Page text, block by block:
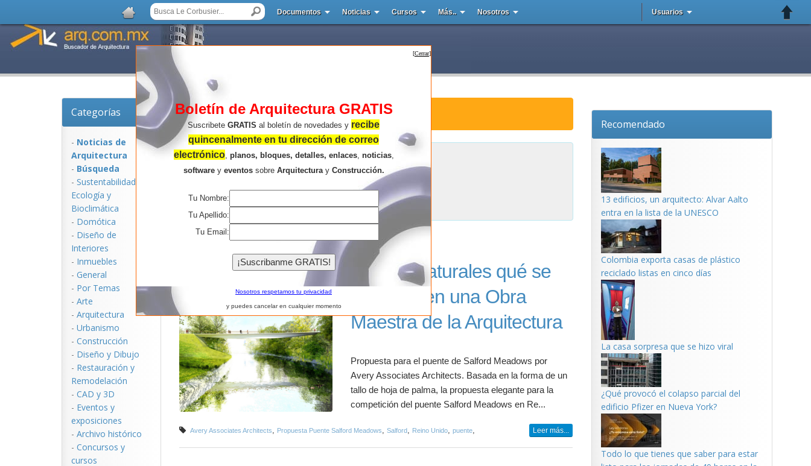
Documentos Noticias Cursos Más.. Nosotros Usuarios
Categorías
- Noticias de
Arquitectura
- Búsqueda
- Sustentabilidad,
Ecologí­a y
Bioclimática
- Domótica
- Diseño de
Interiores
- Inmuebles
- General
- Por Temas
- Arte
- Arquitectura
- Urbanismo
- Construcción
- Diseño y Dibujo
- Restauración y
Remodelación
- CAD y 3D
- Eventos y
exposiciones
- Archivo histórico
- Concursos y
cursos
Noticias de Arquitectura : Salford
Salford
Resultados de la búsqueda .
Curvas Naturales qué se
fusionan en una Obra
Maestra de la Arquitectura
Propuesta para el puente de Salford Meadows por
Avery Associates Architects. Basada en la forma de un
tallo de hoja de palma, la propuesta elegante para la
competición del puente Salford Meadows en Re...
Avery Associates Architects, Propuesta Puente Salford Meadows, Salford, Reino Unido, puente, Leer más...
Recomendado
13 edificios, un arquitecto: Alvar Aalto
entra en la lista de la UNESCO
Colombia exporta casas de plástico
reciclado listas en cinco días
La casa sorpresa que se hizo viral
¿Qué provocó el colapso parcial del
edificio Pfizer en Nueva York?
Todo lo que tienes que saber para estar
[Cerrar]
Boletín de Arquitectura GRATIS
Suscribete GRATIS al boletín de novedades y recibe
quincenalmente en tu dirección de correo
electrónico, planos, bloques, detalles, enlaces, noticias,
softwarey eventossobre Arquitecturay Construcción.
Tu Nombre:
Tu Apellido:
Tu Email:
Nosotros respetamos tu privacidad
y puedes cancelar en cualquier momento